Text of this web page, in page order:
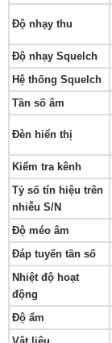
Độ nhạy thu
Độ nhạy Squelch
Hệ thống Squelch
Tần số âm
Đèn hiển thị
Kiểm tra kênh
Tỷ số tín hiệu trên
nhiễu S/N
Độ méo âm
Đáp tuyến tần số
Nhiệt độ hoạt
động
Độ ẩm